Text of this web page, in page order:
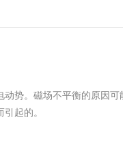
势。磁场不平衡的原因
起的。